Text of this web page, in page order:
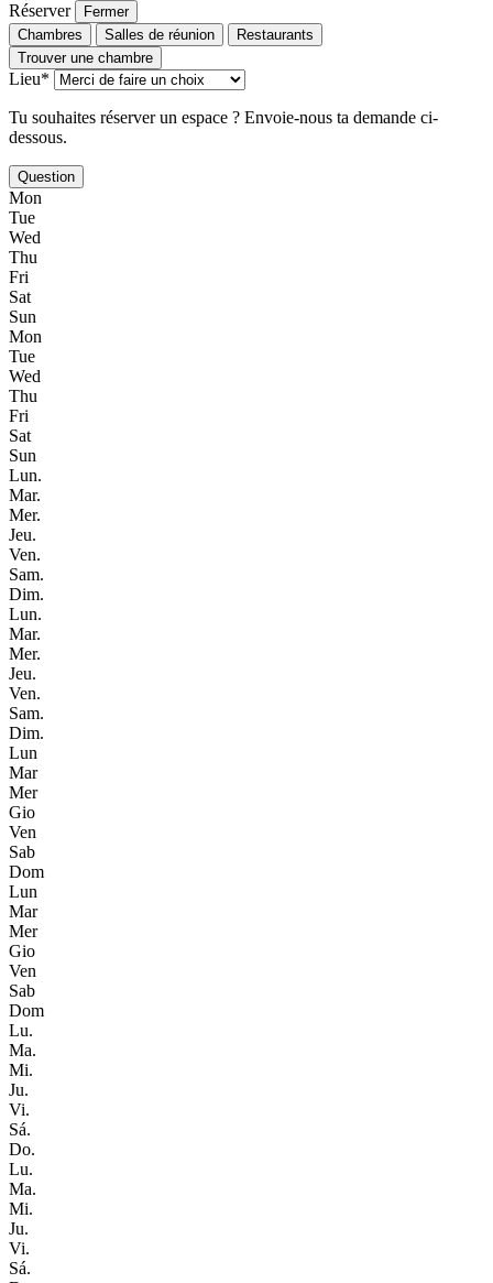
Réserver
Fermer
Chambres
Salles de réunion
Restaurants
Trouver une chambre
Lieu*
Tu souhaites réserver un espace ? Envoie-nous ta demande ci-
dessous.
Question
Mon
Tue
Wed
Thu
Fri
Sat
Sun
Mon
Tue
Wed
Thu
Fri
Sat
Sun
Lun.
Mar.
Mer.
Jeu.
Ven.
Sam.
Dim.
Lun.
Mar.
Mer.
Jeu.
Ven.
Sam.
Dim.
Lun
Mar
Mer
Gio
Ven
Sab
Dom
Lun
Mar
Mer
Gio
Ven
Sab
Dom
Lu.
Ma.
Mi.
Ju.
Vi.
Sá.
Do.
Lu.
Ma.
Mi.
Ju.
Vi.
Sá.